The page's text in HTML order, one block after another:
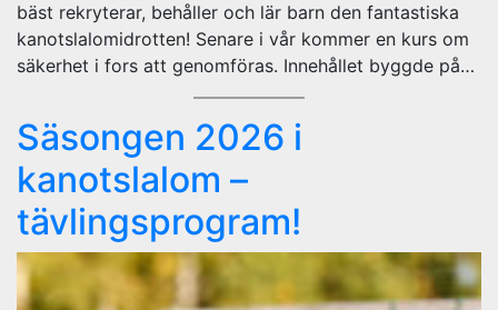
bäst rekryterar, behåller och lär barn den fantastiska
kanotslalomidrotten! Senare i vår kommer en kurs om
säkerhet i fors att genomföras. Innehållet byggde på…
Säsongen 2026 i
kanotslalom –
tävlingsprogram!